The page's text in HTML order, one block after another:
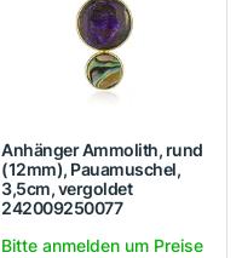
Anhänger Ammolith, rund
(12mm), Pauamuschel,
3,5cm, vergoldet
242009250077
Bitte anmelden um Preise